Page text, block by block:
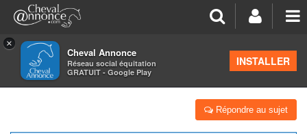
×
Cheval Annonce
Réseau social équitation
GRATUIT - Google Play
INSTALLER
>Les groupes régionaux>Centre
CAVALIER(ÈRE)S DU 28 (EURE & LOIR)
Répondre au sujet